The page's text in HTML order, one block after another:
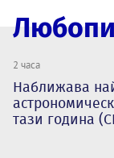
2 часа
Наближава
тази година